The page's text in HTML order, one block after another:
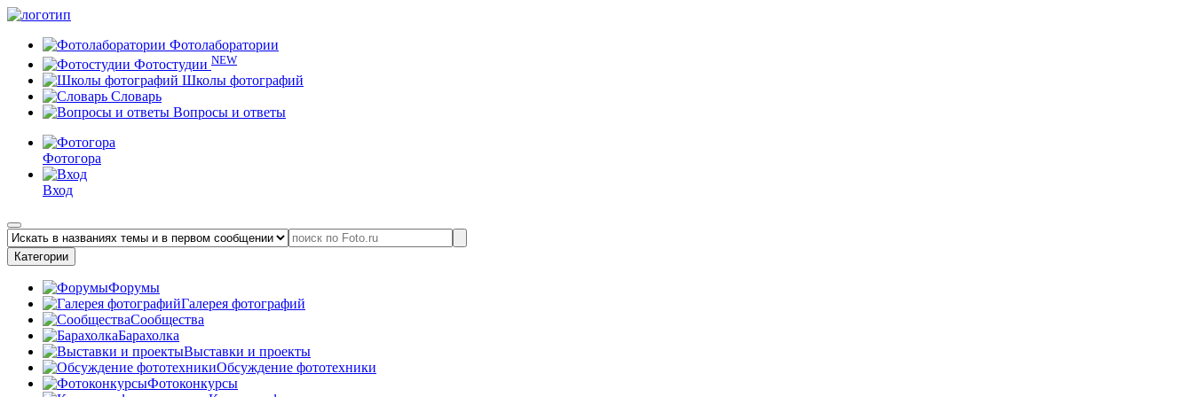
Фотолаборатории
Фотостудии NEW
Школы фотографий
Словарь
Вопросы и ответы
Фотогора
Вход
Категории
Форумы
Галерея фотографий
Сообщества
Барахолка
Выставки и проекты
Обсуждение фототехники
Фотоконкурсы